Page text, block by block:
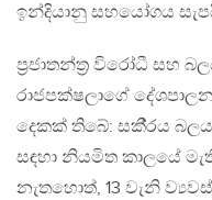
ඉන්දියානු සහයෝගය
ප‍්‍රජාතන්ත‍්‍ර විරෝධී සහ
රාජපක්ෂලාගේ
දෙකක් තිබේ: සකී‍්‍රය
සඳහා නියමිත කාලයේ
නැතහොත්, 13 වැනි